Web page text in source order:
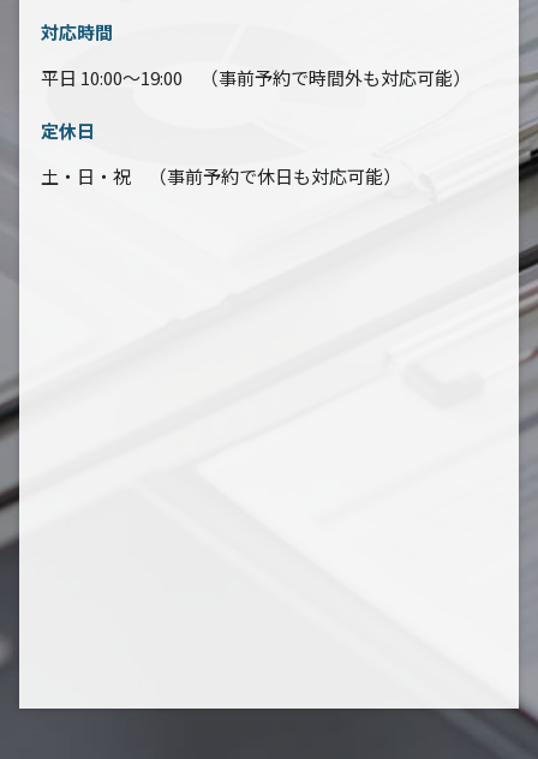
対応時間
平日 10:00～19:00 （事前予約で時間外も対応可能）
定休日
土・日・祝 （事前予約で休日も対応可能）